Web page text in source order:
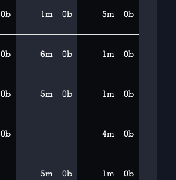
0b 1m 0b 5m 0b
0b 6m 0b 1m 0b
0b 5m 0b 1m 0b
0b 4m 0b
5m 0b 1m 0b